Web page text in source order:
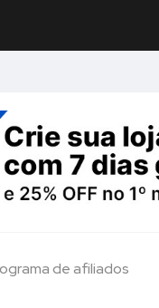
de afiliados